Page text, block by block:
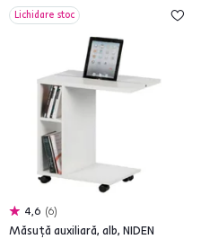
Lichidare stoc
4,6 6
Măsuţă auxiliară, alb, NIDEN